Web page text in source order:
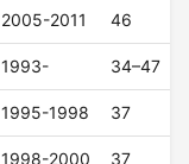
2005-2011 46
1993- 34–47
1995-1998 37
1998-2000 37